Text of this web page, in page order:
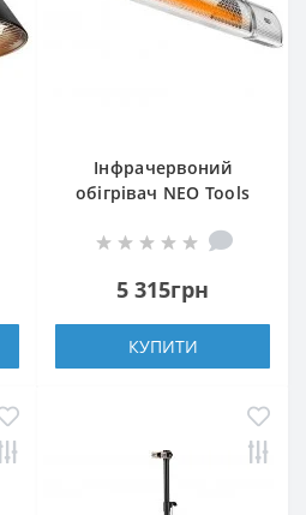
Інфрачервоний
обігрівач NEO Tools
5 315грн
КУПИТИ